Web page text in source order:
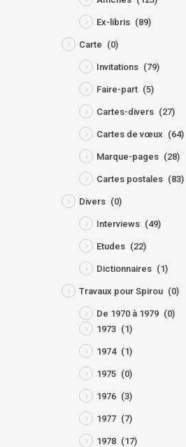
Ex-libris (89)
Carte (0)
Invitations (79)
Faire-part (5)
Cartes-divers (27)
Cartes de vœux (64)
Marque-pages (28)
Cartes postales (83)
Divers (0)
Interviews (49)
Etudes (22)
Dictionnaires (1)
Travaux pour Spirou (0)
De 1970 à 1979 (0)
1973 (1)
1974 (1)
1975 (0)
1976 (3)
1977 (7)
1978 (17)